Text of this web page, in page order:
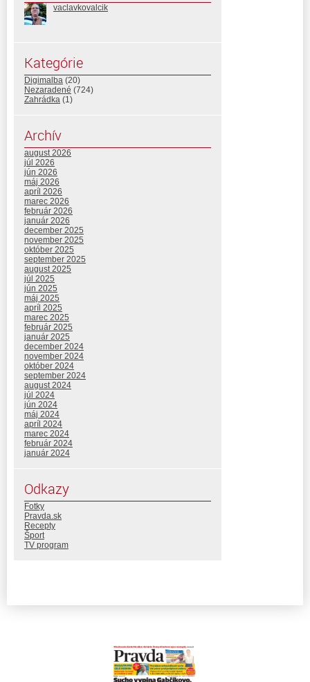
vaclavkovalcik
Kategórie
Digimalba (20)
Nezaradené (724)
Zahrádka (1)
Archív
august 2026
júl 2026
jún 2026
máj 2026
apríl 2026
marec 2026
február 2026
január 2026
december 2025
november 2025
október 2025
september 2025
august 2025
júl 2025
jún 2025
máj 2025
apríl 2025
marec 2025
február 2025
január 2025
december 2024
november 2024
október 2024
september 2024
august 2024
júl 2024
jún 2024
máj 2024
apríl 2024
marec 2024
február 2024
január 2024
Odkazy
Fotky
Pravda.sk
Recepty
Šport
TV program